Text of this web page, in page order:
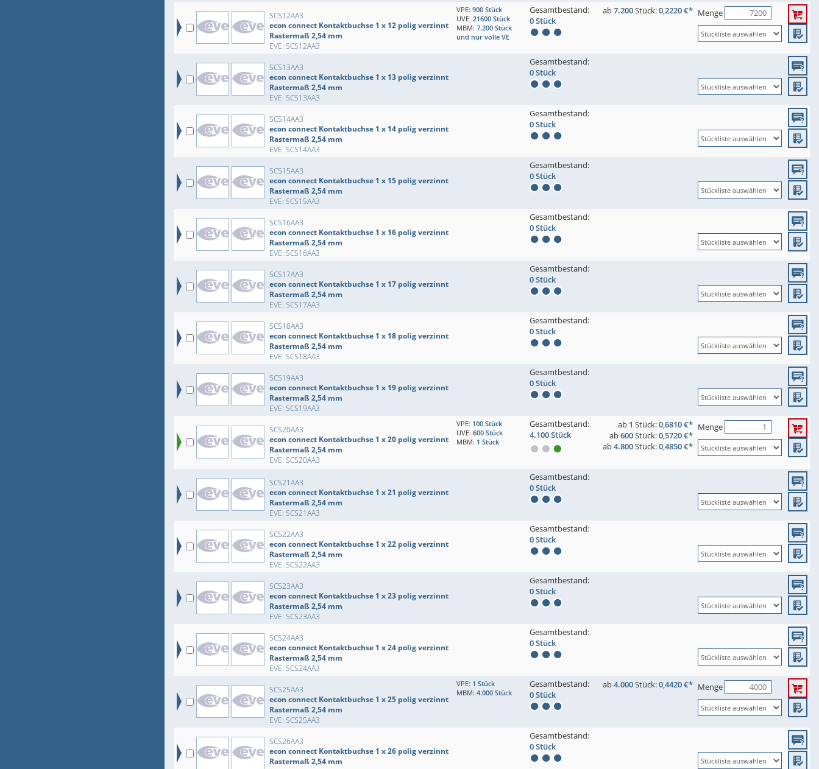
SCS12AA3
econ connect Kontaktbuchse 1 x 12 polig verzinnt
Rastermaß 2,54 mm
EVE: SCS12AA3
VPE: 900 Stück
UVE: 21600 Stück
MBM: 7.200 Stück
und nur volle VE
Gesamtbestand:
0 Stück
ab7.200Stück:0,2220 €* Menge
SCS13AA3
econ connect Kontaktbuchse 1 x 13 polig verzinnt
Rastermaß 2,54 mm
EVE: SCS13AA3
Gesamtbestand:
0 Stück
SCS14AA3
econ connect Kontaktbuchse 1 x 14 polig verzinnt
Rastermaß 2,54 mm
EVE: SCS14AA3
Gesamtbestand:
0 Stück
SCS15AA3
econ connect Kontaktbuchse 1 x 15 polig verzinnt
Rastermaß 2,54 mm
EVE: SCS15AA3
Gesamtbestand:
0 Stück
SCS16AA3
econ connect Kontaktbuchse 1 x 16 polig verzinnt
Rastermaß 2,54 mm
EVE: SCS16AA3
Gesamtbestand:
0 Stück
SCS17AA3
econ connect Kontaktbuchse 1 x 17 polig verzinnt
Rastermaß 2,54 mm
EVE: SCS17AA3
Gesamtbestand:
0 Stück
SCS18AA3
econ connect Kontaktbuchse 1 x 18 polig verzinnt
Rastermaß 2,54 mm
EVE: SCS18AA3
Gesamtbestand:
0 Stück
SCS19AA3
econ connect Kontaktbuchse 1 x 19 polig verzinnt
Rastermaß 2,54 mm
EVE: SCS19AA3
Gesamtbestand:
0 Stück
SCS20AA3
econ connect Kontaktbuchse 1 x 20 polig verzinnt
Rastermaß 2,54 mm
EVE: SCS20AA3
VPE: 100 Stück
UVE: 600 Stück
MBM: 1 Stück
Gesamtbestand:
4.100 Stück
ab 1 Stück:0,6810 €*
ab600Stück:0,5720 €*
ab4.800Stück:0,4850 €*
Menge
SCS21AA3
econ connect Kontaktbuchse 1 x 21 polig verzinnt
Rastermaß 2,54 mm
EVE: SCS21AA3
Gesamtbestand:
0 Stück
SCS22AA3
econ connect Kontaktbuchse 1 x 22 polig verzinnt
Rastermaß 2,54 mm
EVE: SCS22AA3
Gesamtbestand:
0 Stück
SCS23AA3
econ connect Kontaktbuchse 1 x 23 polig verzinnt
Rastermaß 2,54 mm
EVE: SCS23AA3
Gesamtbestand:
0 Stück
SCS24AA3
econ connect Kontaktbuchse 1 x 24 polig verzinnt
Rastermaß 2,54 mm
EVE: SCS24AA3
Gesamtbestand:
0 Stück
SCS25AA3
econ connect Kontaktbuchse 1 x 25 polig verzinnt
Rastermaß 2,54 mm
EVE: SCS25AA3
VPE: 1 Stück
MBM: 4.000 Stück
Gesamtbestand:
0 Stück
ab4.000Stück:0,4420 €* Menge
SCS26AA3
econ connect Kontaktbuchse 1 x 26 polig verzinnt
Rastermaß 2,54 mm
Gesamtbestand:
0 Stück